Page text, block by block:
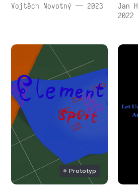
Vojtěch Novotný — 2023
Jan
2022
Prototyp